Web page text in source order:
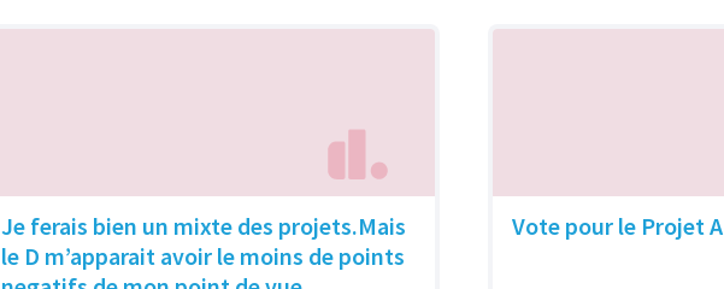
Je ferais bien un mixte des projets.Mais
le D m’apparait avoir le moins de points
Vote pour le Projet A